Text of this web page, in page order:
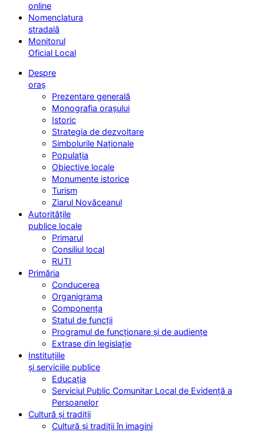
online
Nomenclatura
stradală
Monitorul
Oficial Local
Despre
oraș
Prezentare generală
Monografia orașului
Istoric
Strategia de dezvoltare
Simbolurile Naționale
Populația
Obiective locale
Monumente istorice
Turism
Ziarul Novăceanul
Autoritățile
publice locale
Primarul
Consiliul local
RUTI
Primăria
Conducerea
Organigrama
Componența
Statul de funcții
Programul de funcționare și de audiențe
Extrase din legislație
Instituțiile
și serviciile publice
Educația
Serviciul Public Comunitar Local de Evidență a
Persoanelor
Cultură și tradiții
Cultură și tradiții în imagini